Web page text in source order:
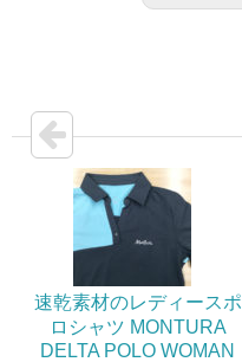
速乾素材のレディースポ
ロシャツ MONTURA
DELTA POLO WOMAN